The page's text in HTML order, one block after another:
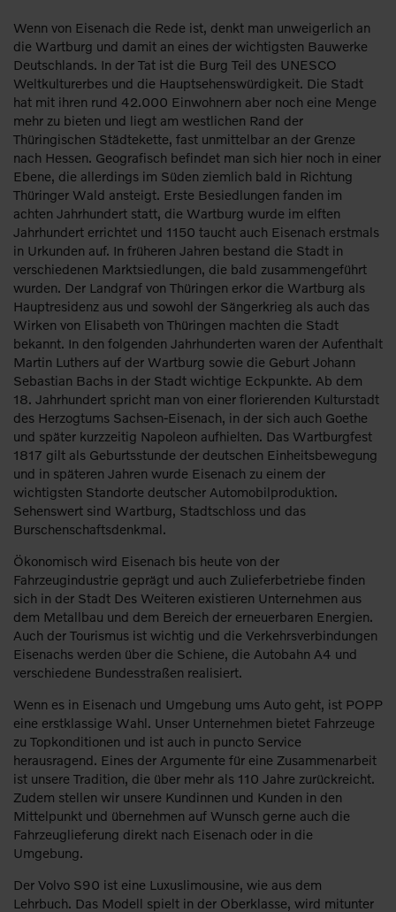
Wenn von Eisenach die Rede ist, denkt man unweigerlich an
die Wartburg und damit an eines der wichtigsten Bauwerke
Deutschlands. In der Tat ist die Burg Teil des UNESCO
Weltkulturerbes und die Hauptsehenswürdigkeit. Die Stadt
hat mit ihren rund 42.000 Einwohnern aber noch eine Menge
mehr zu bieten und liegt am westlichen Rand der
Thüringischen Städtekette, fast unmittelbar an der Grenze
nach Hessen. Geografisch befindet man sich hier noch in einer
Ebene, die allerdings im Süden ziemlich bald in Richtung
Thüringer Wald ansteigt. Erste Besiedlungen fanden im
achten Jahrhundert statt, die Wartburg wurde im elften
Jahrhundert errichtet und 1150 taucht auch Eisenach erstmals
in Urkunden auf. In früheren Jahren bestand die Stadt in
verschiedenen Marktsiedlungen, die bald zusammengeführt
wurden. Der Landgraf von Thüringen erkor die Wartburg als
Hauptresidenz aus und sowohl der Sängerkrieg als auch das
Wirken von Elisabeth von Thüringen machten die Stadt
bekannt. In den folgenden Jahrhunderten waren der Aufenthalt
Martin Luthers auf der Wartburg sowie die Geburt Johann
Sebastian Bachs in der Stadt wichtige Eckpunkte. Ab dem
18. Jahrhundert spricht man von einer florierenden Kulturstadt
des Herzogtums Sachsen-Eisenach, in der sich auch Goethe
und später kurzzeitig Napoleon aufhielten. Das Wartburgfest
1817 gilt als Geburtsstunde der deutschen Einheitsbewegung
und in späteren Jahren wurde Eisenach zu einem der
wichtigsten Standorte deutscher Automobilproduktion.
Sehenswert sind Wartburg, Stadtschloss und das
Burschenschaftsdenkmal.
Ökonomisch wird Eisenach bis heute von der
Fahrzeugindustrie geprägt und auch Zulieferbetriebe finden
sich in der Stadt Des Weiteren existieren Unternehmen aus
dem Metallbau und dem Bereich der erneuerbaren Energien.
Auch der Tourismus ist wichtig und die Verkehrsverbindungen
Eisenachs werden über die Schiene, die Autobahn A4 und
verschiedene Bundesstraßen realisiert.
Wenn es in Eisenach und Umgebung ums Auto geht, ist POPP
eine erstklassige Wahl. Unser Unternehmen bietet Fahrzeuge
zu Topkonditionen und ist auch in puncto Service
herausragend. Eines der Argumente für eine Zusammenarbeit
ist unsere Tradition, die über mehr als 110 Jahre zurückreicht.
Zudem stellen wir unsere Kundinnen und Kunden in den
Mittelpunkt und übernehmen auf Wunsch gerne auch die
Fahrzeuglieferung direkt nach Eisenach oder in die
Umgebung.
Der Volvo S90 ist eine Luxuslimousine, wie aus dem
Lehrbuch. Das Modell spielt in der Oberklasse, wird mitunter